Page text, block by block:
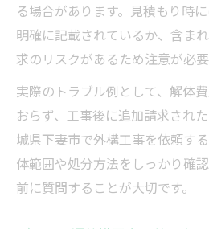
る場合があります。見積もり時
明確に記載されているか、含ま
求のリスクがあるため注意が必要
実際のトラブル例として、解体
おらず、工事後に追加請求され
城県下妻市で外構工事を依頼す
体範囲や処分方法をしっかり確
前に質問することが大切です。